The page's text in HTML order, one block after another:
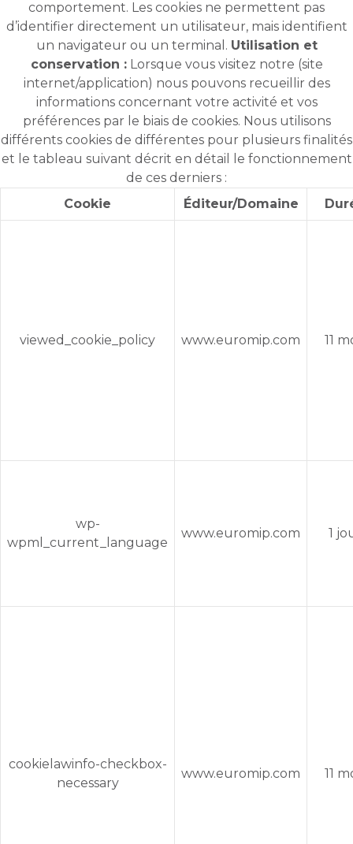
comportement. Les cookies ne permettent pas
d’identifier directement un utilisateur, mais identifient
un navigateur ou un terminal. Utilisation et
conservation :Lorsque vous visitez notre (site
internet/application) nous pouvons recueillir des
informations concernant votre activité et vos
préférences par le biais de cookies. Nous utilisons
différents cookies de différentes pour plusieurs finalités
et le tableau suivant décrit en détail le fonctionnement
de ces derniers :
Cookie
Éditeur/Domaine
viewed_cookie_policy www.euromip.com 11
wp-
wpml_current_language
www.euromip.com 1
cookielawinfo-checkbox-
necessary
www.euromip.com 11